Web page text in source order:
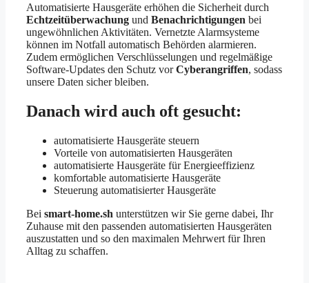
Automatisierte Hausgeräte erhöhen die Sicherheit durch
Echtzeitüberwachung und Benachrichtigungen bei
ungewöhnlichen Aktivitäten. Vernetzte Alarmsysteme
können im Notfall automatisch Behörden alarmieren.
Zudem ermöglichen Verschlüsselungen und regelmäßige
Software-Updates den Schutz vorCyberangriffen, sodass
unsere Daten sicher bleiben.
Danach wird auch oft gesucht:
automatisierte Hausgeräte steuern
Vorteile von automatisierten Hausgeräten
automatisierte Hausgeräte für Energieeffizienz
komfortable automatisierte Hausgeräte
Steuerung automatisierter Hausgeräte
Bei smart-home.sh unterstützen wir Sie gerne dabei, Ihr
Zuhause mit den passenden automatisierten Hausgeräten
auszustatten und so den maximalen Mehrwert für Ihren
Alltag zu schaffen.